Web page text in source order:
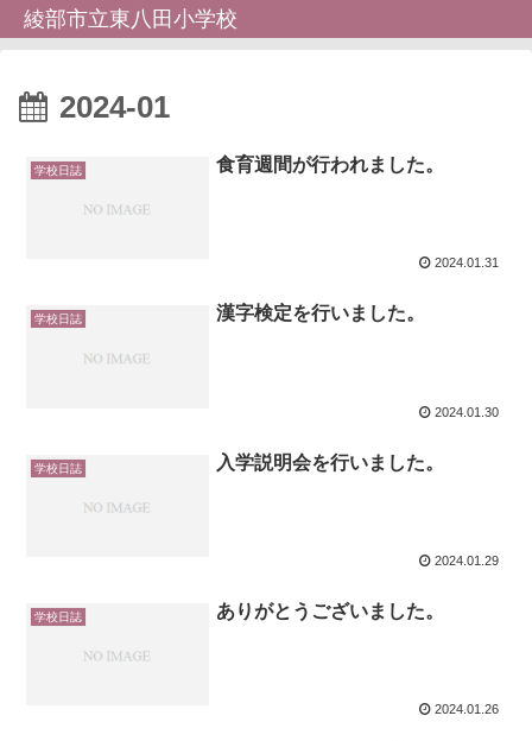
綾部市立東八田小学校
2024-01
学校日誌 食育週間が行われました。
2024.01.31
学校日誌 漢字検定を行いました。
2024.01.30
学校日誌 入学説明会を行いました。
2024.01.29
学校日誌 ありがとうございました。
2024.01.26